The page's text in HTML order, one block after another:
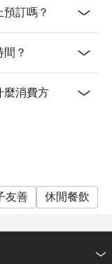
you for a
a culinary
change without
provide you
stated in the
โรงแรมคอนราด
訂嗎？
？
麼消費方
友善 休閒餐飲